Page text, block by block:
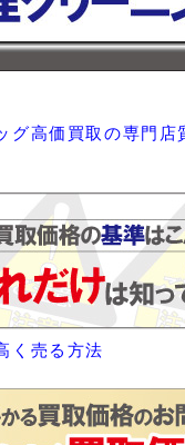
グ高価買取の専門店
く売る方法